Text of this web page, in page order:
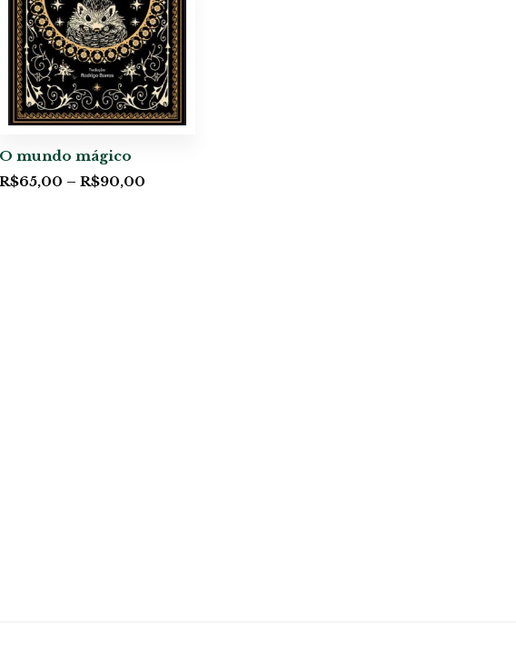
O mundo mágico
R$65,00 – R$90,00